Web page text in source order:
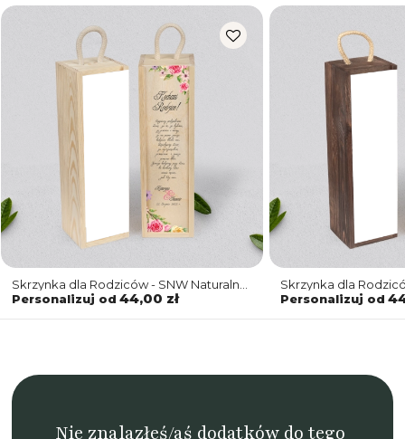
Skrzynka dla Rodziców - SNW Naturalna
Akwarelowe Wianki Motyw 5
Personalizuj od 44,00 zł
Skrzynka dla
Akwarelowe Wianki
Personalizuj od
Nie znalazłeś/aś dodatków do tego